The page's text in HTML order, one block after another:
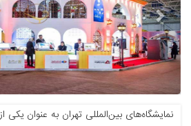
نمایشگاه‌های بین‌المللی تهران به عنوان